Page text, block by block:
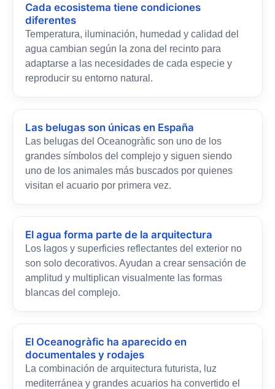
Cada ecosistema tiene condiciones
diferentes
Temperatura, iluminación, humedad y calidad del
agua cambian según la zona del recinto para
adaptarse a las necesidades de cada especie y
reproducir su entorno natural.
Las belugas son únicas en España
Las belugas del Oceanogràfic son uno de los
grandes símbolos del complejo y siguen siendo
uno de los animales más buscados por quienes
visitan el acuario por primera vez.
El agua forma parte de la arquitectura
Los lagos y superficies reflectantes del exterior no
son solo decorativos. Ayudan a crear sensación de
amplitud y multiplican visualmente las formas
blancas del complejo.
El Oceanogràfic ha aparecido en
documentales y rodajes
La combinación de arquitectura futurista, luz
mediterránea y grandes acuarios ha convertido el